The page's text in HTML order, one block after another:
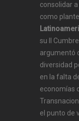
consolidar
como
su II
argumentó
diversidad
en la falta
economías
el punto de